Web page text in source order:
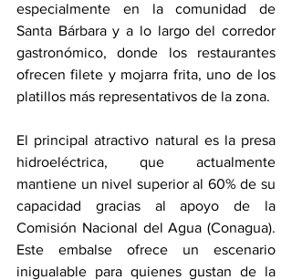
especialmente en la comunidad de
Santa Bárbara y a lo largo del corredor
gastronómico, donde los restaurantes
ofrecen filete y mojarra frita, uno de los
platillos más representativos de la zona.
El principal atractivo natural es la presa
hidroeléctrica, que actualmente
mantiene un nivel superior al 60% de su
capacidad gracias al apoyo de la
Comisión Nacional del Agua (Conagua).
Este embalse ofrece un escenario
inigualable para quienes gustan de la